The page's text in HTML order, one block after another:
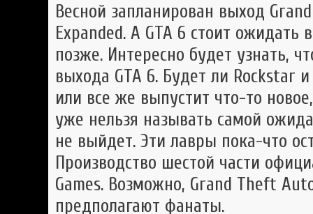
Весной запланирован выход
Expanded. А GTA 6 стоит
позже. Интересно будет узнать,
выхода GTA 6. Будет ли Rockstar
или все же выпустит что-то
уже нельзя называть самой
не выйдет. Эти лавры пока-что
Производство шестой части
Games. Возможно, Grand Theft
предполагают фанаты.